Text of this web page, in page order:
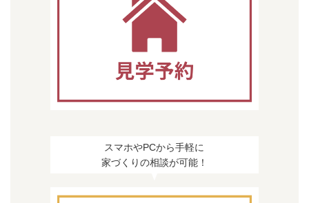
スマホやPCから手軽に
家づくりの相談が可能！